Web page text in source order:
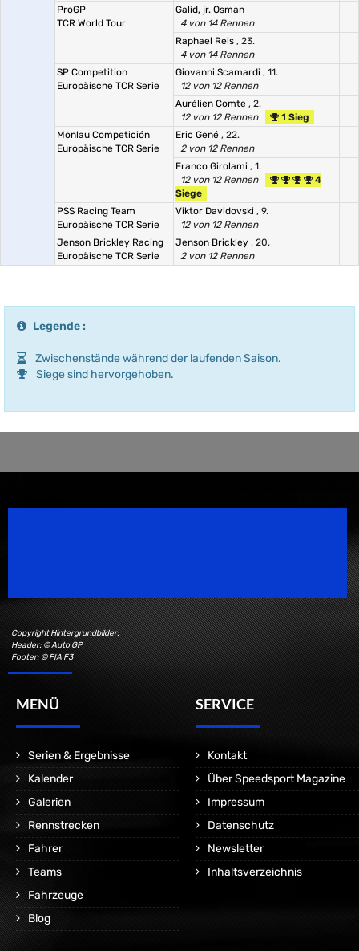
ProGP
TCR World Tour
Galid, jr. Osman
4 von 14 Rennen
Raphael Reis , 23.
4 von 14 Rennen
SP Competition
Europäische TCR Serie
Giovanni Scamardi , 11.
12 von 12 Rennen
Aurélien Comte , 2.
12 von 12 Rennen
1 Sieg
Monlau Competición
Europäische TCR Serie
Eric Gené , 22.
2 von 12 Rennen
Franco Girolami , 1.
12 von 12 Rennen
4
Siege
PSS Racing Team
Europäische TCR Serie
Viktor Davidovski , 9.
12 von 12 Rennen
Jenson Brickley Racing
Europäische TCR Serie
Jenson Brickley , 20.
2 von 12 Rennen
Legende :
Zwischenstände während der laufenden Saison.
Siege sind hervorgehoben.
Copyright Hintergrundbilder:
Header: © Auto GP
Footer: © FIA F3
MENÜ
Serien & Ergebnisse
Kalender
Galerien
Rennstrecken
Fahrer
Teams
Fahrzeuge
Blog
SERVICE
Kontakt
Über Speedsport Magazine
Impressum
Datenschutz
Newsletter
Inhaltsverzeichnis